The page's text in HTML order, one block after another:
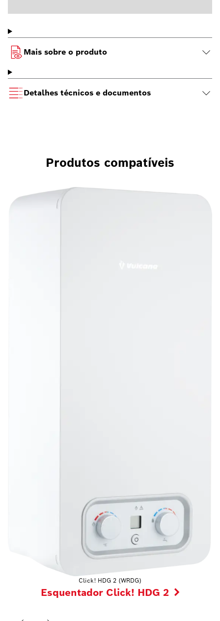
Mais sobre o produto
Detalhes técnicos e documentos
Produtos compatíveis
Click! HDG 2 (WRDG)
Esquentador Click! HDG 2